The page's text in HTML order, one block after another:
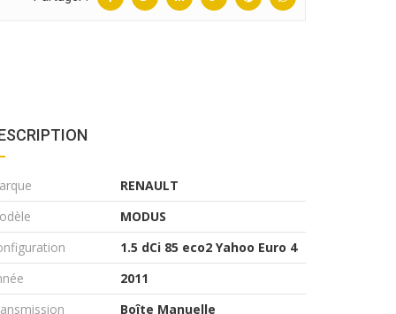
RENAULT
MODUS
1.5 dCi 85 eco2 Yahoo Euro 4
2011
Boîte Manuelle